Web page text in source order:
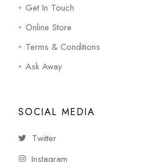
Get In Touch
Online Store
Terms & Conditions
Ask Away
SOCIAL MEDIA
Twitter
Instagram